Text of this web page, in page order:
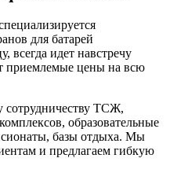
для батарей
всегда идет навстречу
приемлемые цены на всю
сотрудничеству ТСЖ,
образовательные
базы отдыха. Мы
и предлагаем гибкую